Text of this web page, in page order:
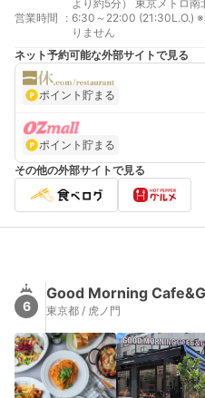
より約5分） 東京メトロ南
（溜池山王駅より約7分）
出口より徒歩2分（六本木
営業時間 : 6:30～22:00 (21:30L.O.) ※朝食6:30-10:30のご予約は承ってお
りません
ネット予約可能な外部サイトで見る
ポイント貯まる
ポイント貯まる
その他の外部サイトで見る
6
Good Morning
東京都 / 虎ノ門